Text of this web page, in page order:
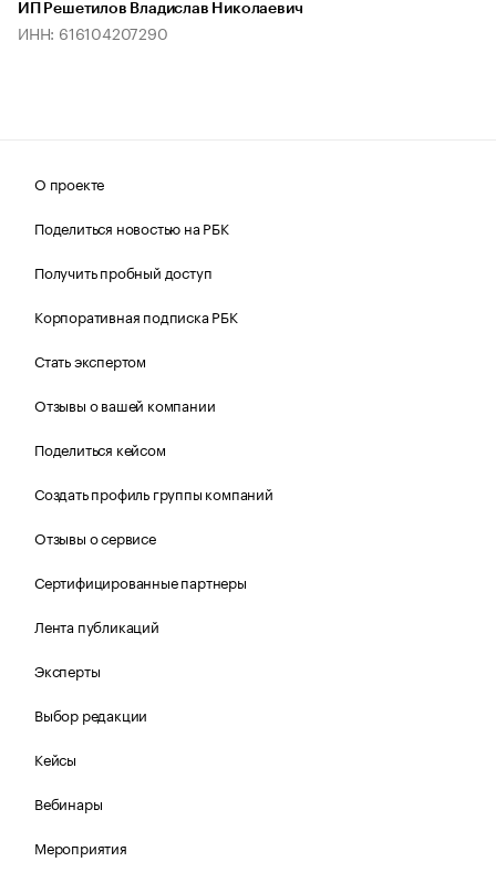
ИП Решетилов Владислав Николаевич
ИНН: 616104207290
О проекте
Поделиться новостью на РБК
Получить пробный доступ
Корпоративная подписка РБК
Стать экспертом
Отзывы о вашей компании
Поделиться кейсом
Создать профиль группы компаний
Отзывы о сервисе
Сертифицированные партнеры
Лента публикаций
Эксперты
Выбор редакции
Кейсы
Вебинары
Мероприятия